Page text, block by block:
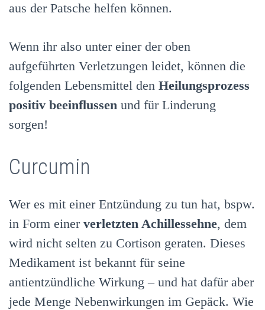
aus der Patsche helfen können.
Wenn ihr also unter einer der oben
aufgeführten Verletzungen leidet, können die
folgenden Lebensmittel den Heilungsprozess
positiv beeinflussen und für Linderung
sorgen!
Curcumin
Wer es mit einer Entzündung zu tun hat, bspw.
in Form einer verletzten Achillessehne, dem
wird nicht selten zu Cortison geraten. Dieses
Medikament ist bekannt für seine
antientzündliche Wirkung – und hat dafür aber
jede Menge Nebenwirkungen im Gepäck. Wie